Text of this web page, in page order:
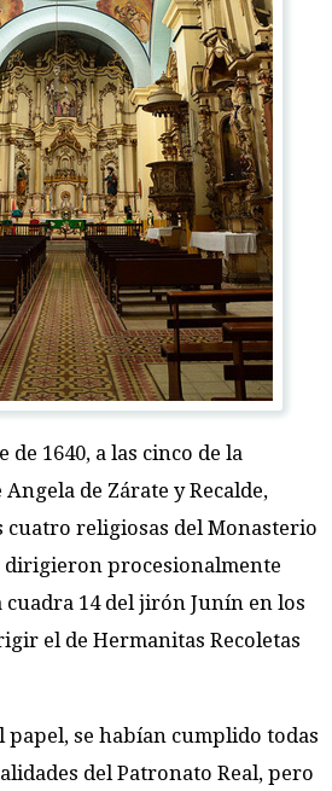
de 1640, a las cinco de la
de Zárate y Recalde,
cuatro religiosas del Monasterio
dirigieron procesionalmente
cuadra 14 del jirón Junín en los
el de Hermanitas Recoletas
papel, se habían cumplido todas
del Patronato Real, pero